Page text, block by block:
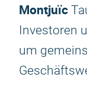
Montjuïc
Investoren
um